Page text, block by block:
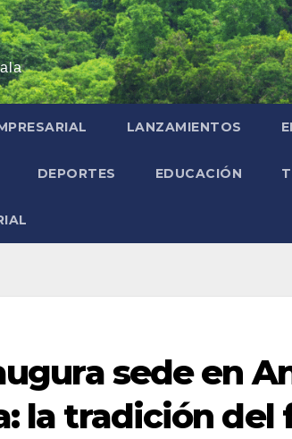
LANZAMIENTOS
DEPORTES EDUCACIÓN
sede en
la tradición del